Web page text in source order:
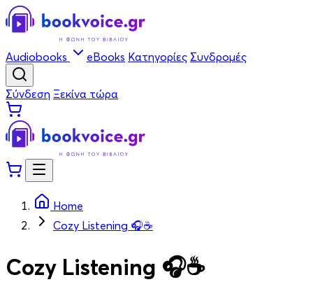
Audiobooks eBooks Κατηγορίες Συνδρομές
Σύνδεση Ξεκίνα τώρα
Home
Cozy Listening 🎧☕
Cozy Listening 🎧☕